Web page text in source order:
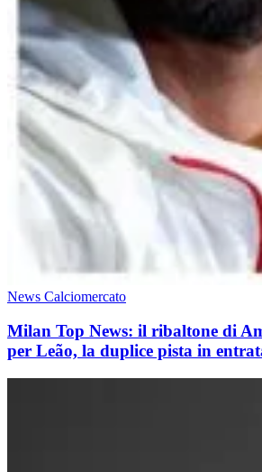
News Calciomercato
Milan Top News: il ribaltone di
per Leão, la duplice pista in